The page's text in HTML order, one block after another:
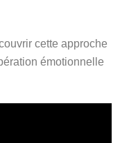
cette approche
émotionnelle